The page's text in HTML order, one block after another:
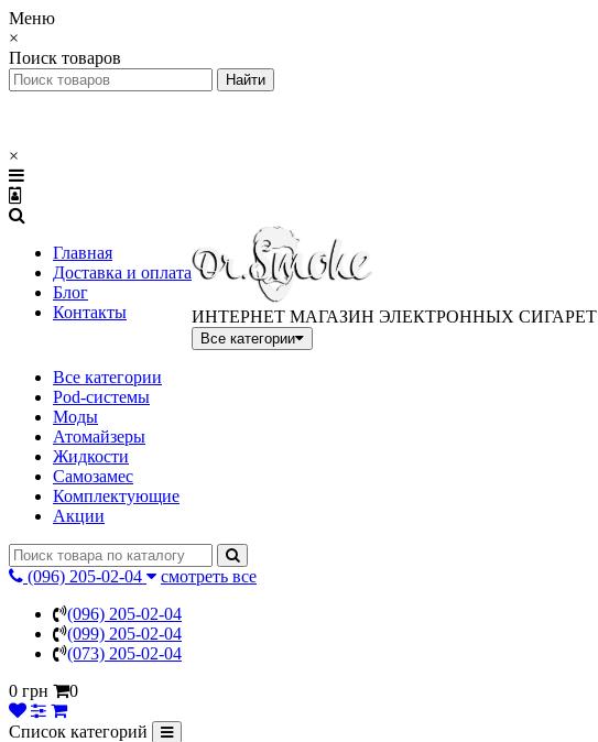
Меню
×
Поиск товаров
×
Главная
Доставка и оплата
Блог
Контакты
ИНТЕРНЕТ МАГАЗИН ЭЛЕКТРОННЫХ СИГАРЕТ
Все категории
Все категории
Pod-системы
Моды
Атомайзеры
Жидкости
Самозамес
Комплектующие
Акции
(096) 205-02-04
смотреть все
(096) 205-02-04
(099) 205-02-04
(073) 205-02-04
0 грн
0
Список категорий